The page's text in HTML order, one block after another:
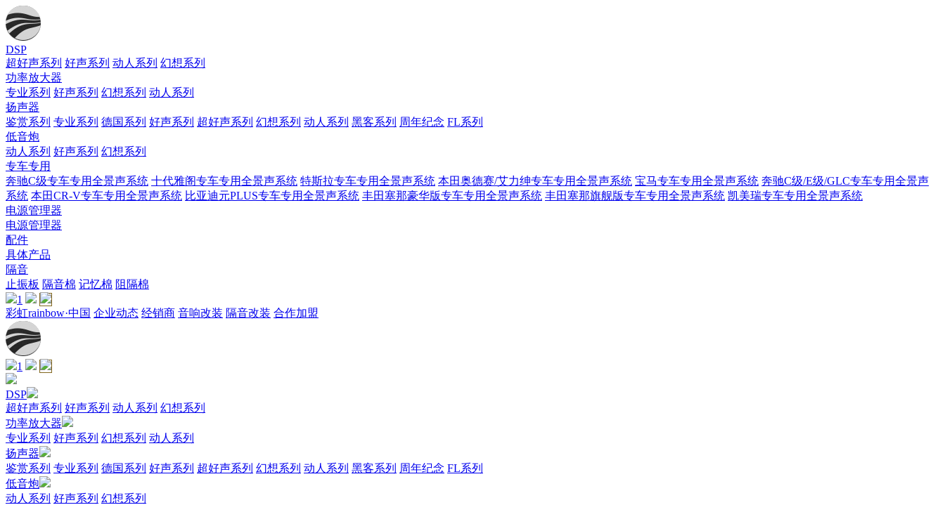
DSP
超好声系列 好声系列 动人系列 幻想系列
功率放大器
专业系列 好声系列 幻想系列 动人系列
扬声器
鉴赏系列 专业系列 德国系列 好声系列 超好声系列 幻想系列 动人系列 黑客系列 周年纪念 FL系列
低音炮
动人系列 好声系列 幻想系列
专车专用
奔驰C级专车专用全景声系统 十代雅阁专车专用全景声系统 特斯拉专车专用全景声系统 本田奥德赛/艾力绅专车专用全景声系统 宝马专车专用全景声系统 奔驰C级/E级/GLC专车专用全景声
系统 本田CR-V专车专用全景声系统 比亚迪元PLUS专车专用全景声系统 丰田塞那豪华版专车专用全景声系统 丰田塞那旗舰版专车专用全景声系统 凯美瑞专车专用全景声系统
电源管理器
电源管理器
配件
具体产品
隔音
止振板 隔音棉 记忆棉 阻隔棉
1
彩虹rainbow·中国 企业动态 经销商 音响改装 隔音改装 合作加盟
1
DSP
超好声系列 好声系列 动人系列 幻想系列
功率放大器
专业系列 好声系列 幻想系列 动人系列
扬声器
鉴赏系列 专业系列 德国系列 好声系列 超好声系列 幻想系列 动人系列 黑客系列 周年纪念 FL系列
低音炮
动人系列 好声系列 幻想系列